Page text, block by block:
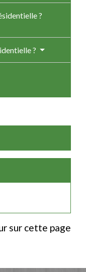
?
?
sur cette page